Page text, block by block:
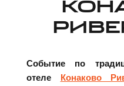
Событие по
отеле Конаково